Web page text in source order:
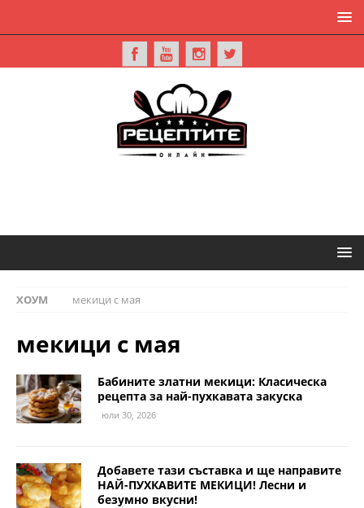
ХОУМ мекици с мая
мекици с мая
Бабините златни мекици: Класическа
рецепта за най-пухкавата закуска
юли 30, 2026
Добавете тази съставка и ще направите
НАЙ-ПУХКАВИТЕ МЕКИЦИ! Лесни и
безумно вкусни!